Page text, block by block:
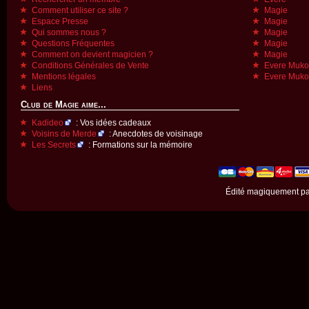
Comment utiliser ce site ?
Espace Presse
Qui sommes nous ?
Questions Fréquentes
Comment on devient magicien ?
Conditions Générales de Vente
Mentions légales
Liens
Club de Magie aime...
Kadideo
: Vos idées cadeaux
Voisins de Merde
: Anecdotes de voisinage
Les Secrets
: Formations sur la mémoire
Magie
Magie
Magie
Magie
Magie
Evere
Evere
Édité magiquement